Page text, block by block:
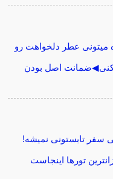
میتونی عطر دلخواهت رو
اصل بودن
سفر تابستونی نمیشه!
تورها اینجاست